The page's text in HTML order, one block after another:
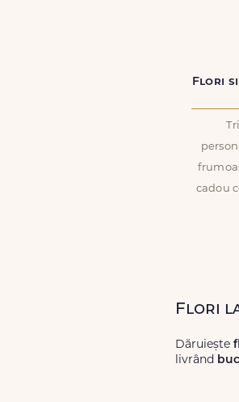
Flori
cadou
Flori
Dăruiește
livrând